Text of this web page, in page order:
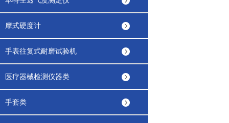
摩式硬度计
手表往复式耐磨试验机
医疗器械检测仪器类
手套类